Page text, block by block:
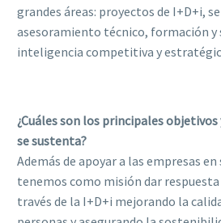
grandes áreas: proyectos de I+D+i,
asesoramiento técnico, formación y
inteligencia competitiva y
¿Cuáles son los principales
se sustenta?
Además de apoyar a las empresas
tenemos como misión dar
través de la I+D+i mejorando la